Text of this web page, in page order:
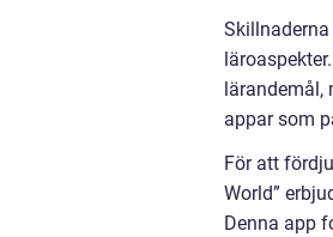
appar som
För att
World”
Denna app